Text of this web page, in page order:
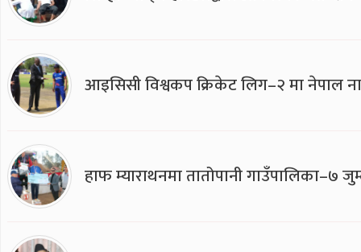
आइसिसी विश्वकप क्रिकेट लिग–२ मा नेपाल
हाफ म्याराथनमा तातोपानी गाउँपालिका–७